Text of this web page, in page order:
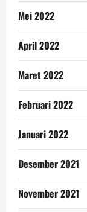
Mei 2022
April 2022
Maret 2022
Februari 2022
Januari 2022
Desember 2021
November 2021